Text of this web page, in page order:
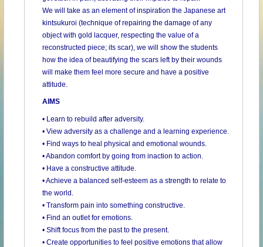
We will take as an element of inspiration the Japanese art
kintsukuroi (technique of repairing the damage of any
object with gold lacquer, respecting the value of a
reconstructed piece; its scar), we will show the students
how the idea of ​​beautifying the scars left by their wounds
will make them feel more secure and have a positive
attitude.
AIMS
• Learn to rebuild after adversity.
• View adversity as a challenge and a learning experience.
• Find ways to heal physical and emotional wounds.
• Abandon comfort by going from inaction to action.
• Have a constructive attitude.
• Achieve a balanced self-esteem as a strength to relate to
the world.
• Transform pain into something constructive.
• Find an outlet for emotions.
• Shift focus from the past to the present.
• Create opportunities to feel positive emotions that allow